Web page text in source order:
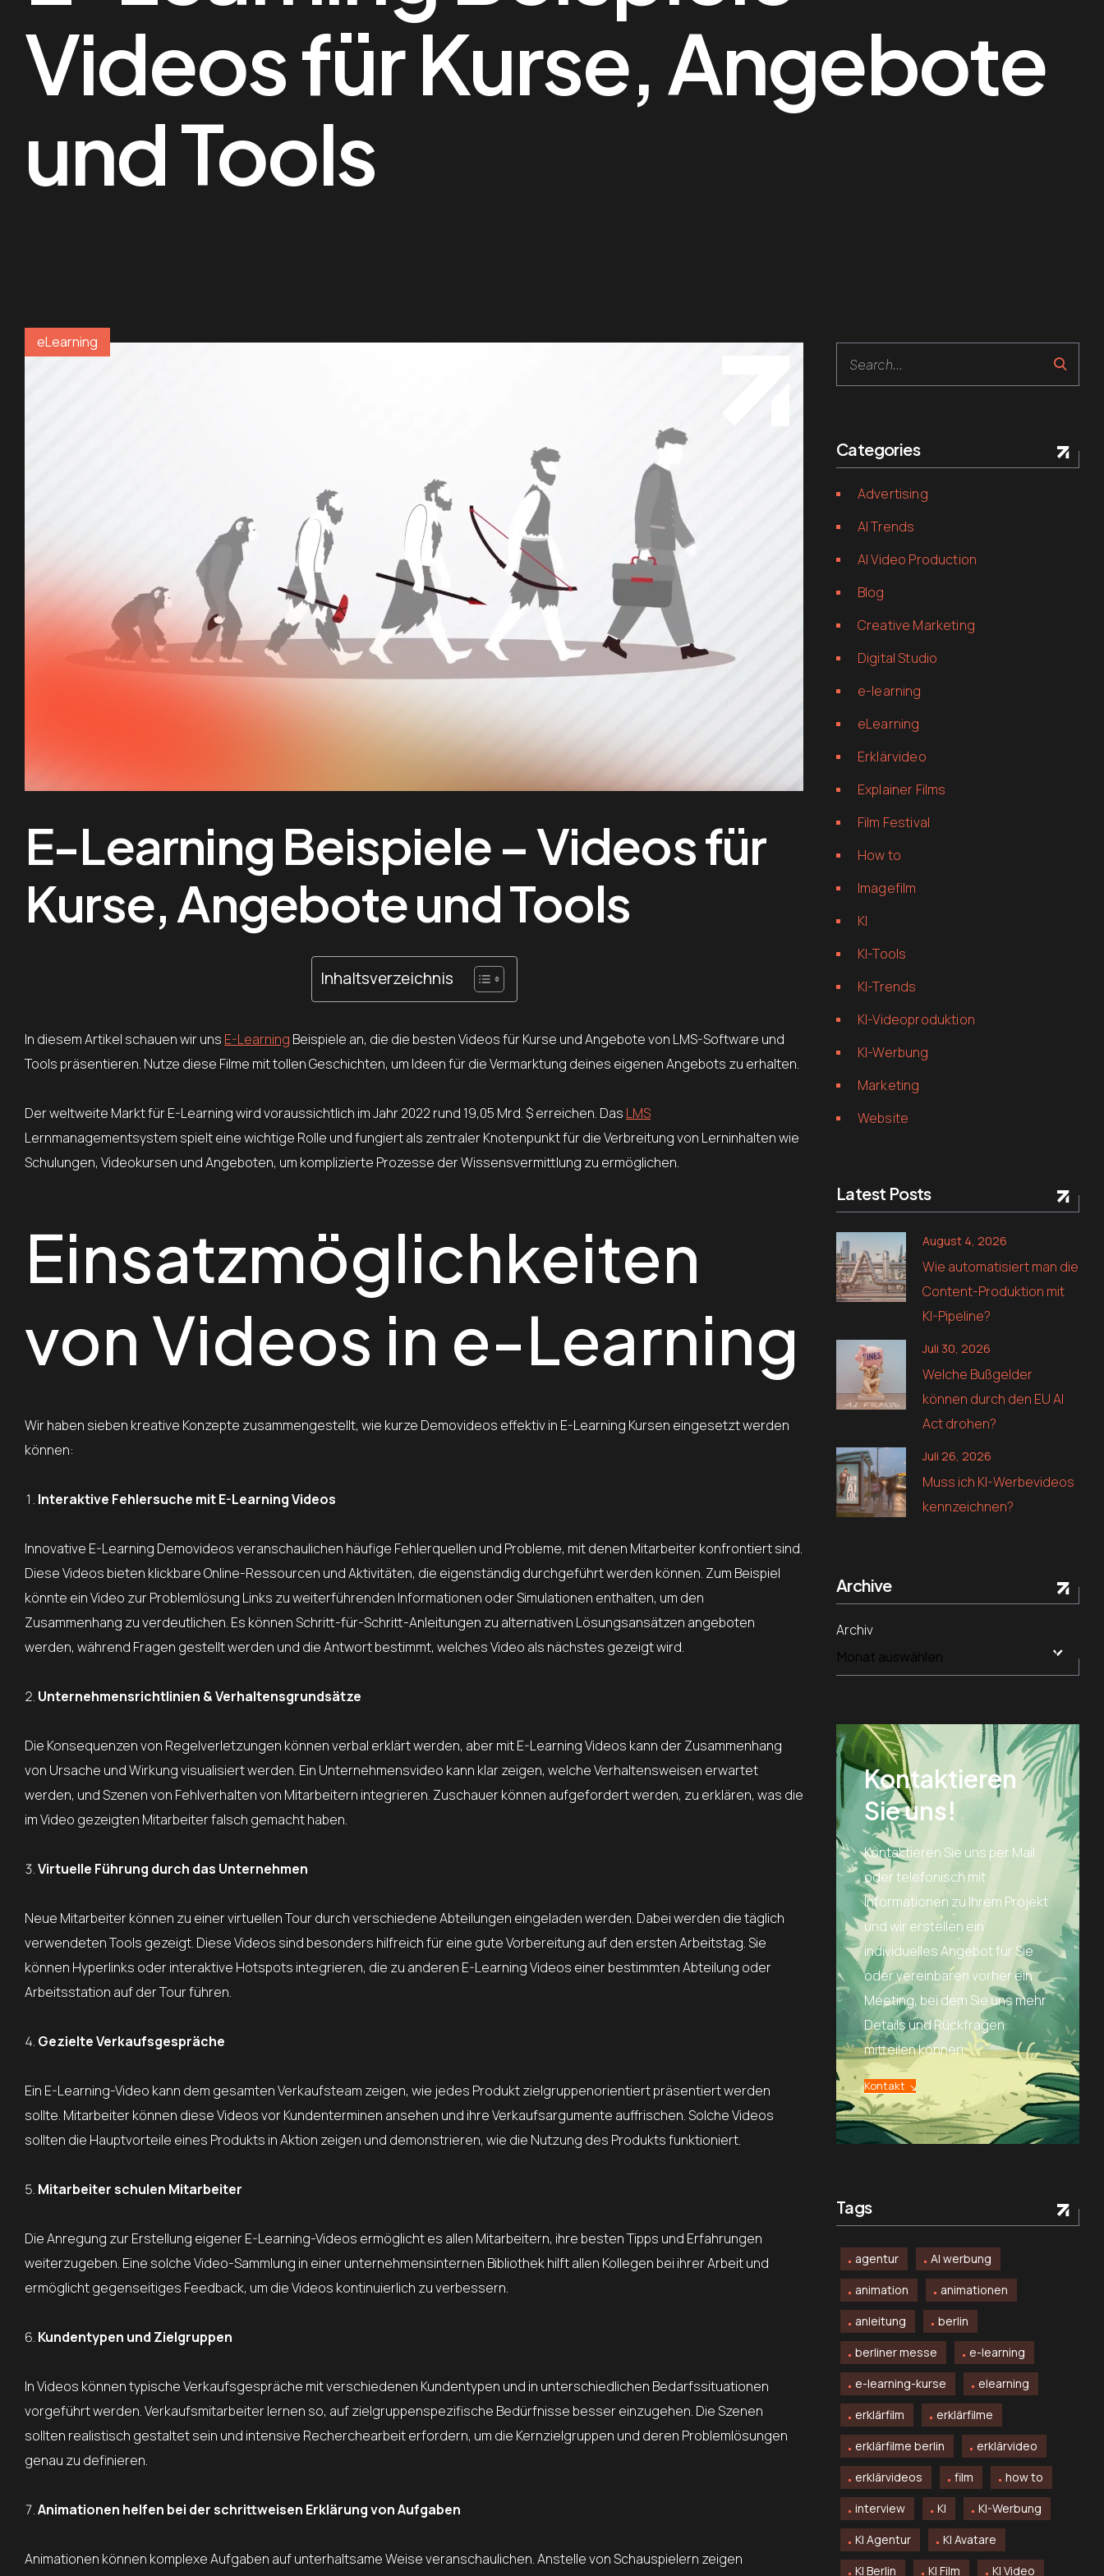
Videos für Kurse, Angebote
und Tools
eLearning
E-Learning Beispiele – Videos für
Kurse, Angebote und Tools
Inhaltsverzeichnis
In diesem Artikel schauen wir uns E-Learning Beispiele an, die die besten Videos für Kurse und Angebote von LMS-Software und
Tools präsentieren. Nutze diese Filme mit tollen Geschichten, um Ideen für die Vermarktung deines eigenen Angebots zu erhalten.
Der weltweite Markt für E-Learning wird voraussichtlich im Jahr 2022 rund 19,05 Mrd. $ erreichen. Das LMS
Lernmanagementsystem spielt eine wichtige Rolle und fungiert als zentraler Knotenpunkt für die Verbreitung von Lerninhalten wie
Schulungen, Videokursen und Angeboten, um komplizierte Prozesse der Wissensvermittlung zu ermöglichen.
Einsatzmöglichkeiten
von Videos in e-Learning
Wir haben sieben kreative Konzepte zusammengestellt, wie kurze Demovideos effektiv in E-Learning Kursen eingesetzt werden
können:
Interaktive Fehlersuche mit E-Learning Videos
Innovative E-Learning Demovideos veranschaulichen häufige Fehlerquellen und Probleme, mit denen Mitarbeiter konfrontiert sind.
Diese Videos bieten klickbare Online-Ressourcen und Aktivitäten, die eigenständig durchgeführt werden können. Zum Beispiel
könnte ein Video zur Problemlösung Links zu weiterführenden Informationen oder Simulationen enthalten, um den
Zusammenhang zu verdeutlichen. Es können Schritt-für-Schritt-Anleitungen zu alternativen Lösungsansätzen angeboten
werden, während Fragen gestellt werden und die Antwort bestimmt, welches Video als nächstes gezeigt wird.
Unternehmensrichtlinien & Verhaltensgrundsätze
Die Konsequenzen von Regelverletzungen können verbal erklärt werden, aber mit E-Learning Videos kann der Zusammenhang
von Ursache und Wirkung visualisiert werden. Ein Unternehmensvideo kann klar zeigen, welche Verhaltensweisen erwartet
werden, und Szenen von Fehlverhalten von Mitarbeitern integrieren. Zuschauer können aufgefordert werden, zu erklären, was die
im Video gezeigten Mitarbeiter falsch gemacht haben.
Virtuelle Führung durch das Unternehmen
Neue Mitarbeiter können zu einer virtuellen Tour durch verschiedene Abteilungen eingeladen werden. Dabei werden die täglich
verwendeten Tools gezeigt. Diese Videos sind besonders hilfreich für eine gute Vorbereitung auf den ersten Arbeitstag. Sie
können Hyperlinks oder interaktive Hotspots integrieren, die zu anderen E-Learning Videos einer bestimmten Abteilung oder
Arbeitsstation auf der Tour führen.
Gezielte Verkaufsgespräche
Ein E-Learning-Video kann dem gesamten Verkaufsteam zeigen, wie jedes Produkt zielgruppenorientiert präsentiert werden
sollte. Mitarbeiter können diese Videos vor Kundenterminen ansehen und ihre Verkaufsargumente auffrischen. Solche Videos
sollten die Hauptvorteile eines Produkts in Aktion zeigen und demonstrieren, wie die Nutzung des Produkts funktioniert.
Mitarbeiter schulen Mitarbeiter
Die Anregung zur Erstellung eigener E-Learning-Videos ermöglicht es allen Mitarbeitern, ihre besten Tipps und Erfahrungen
weiterzugeben. Eine solche Video-Sammlung in einer unternehmensinternen Bibliothek hilft allen Kollegen bei ihrer Arbeit und
ermöglicht gegenseitiges Feedback, um die Videos kontinuierlich zu verbessern.
Kundentypen und Zielgruppen
In Videos können typische Verkaufsgespräche mit verschiedenen Kundentypen und in unterschiedlichen Bedarfssituationen
vorgeführt werden. Verkaufsmitarbeiter lernen so, auf zielgruppenspezifische Bedürfnisse besser einzugehen. Die Szenen
sollten realistisch gestaltet sein und intensive Recherchearbeit erfordern, um die Kernzielgruppen und deren Problemlösungen
genau zu definieren.
Animationen helfen bei der schrittweisen Erklärung von Aufgaben
Animationen können komplexe Aufgaben auf unterhaltsame Weise veranschaulichen. Anstelle von Schauspielern zeigen
Search
Categories
Advertising
AI Trends
AI Video Production
Blog
Creative Marketing
Digital Studio
e-learning
eLearning
Erklärvideo
Explainer Films
Film Festival
How to
Imagefilm
KI
KI-Tools
KI-Trends
KI-Videoproduktion
KI-Werbung
Marketing
Website
Latest Posts
Wie automatisiert man die
Content-Produktion mit
KI-Pipeline?
August 4, 2026
Welche Bußgelder
können durch den EU AI
Act drohen?
Juli 30, 2026
Muss ich KI-Werbevideos
kennzeichnen?
Juli 26, 2026
Archive
Archiv
Kontaktieren
Sie uns!
Kontaktieren Sie uns per Mail
oder telefonisch mit
Informationen zu Ihrem Projekt
und wir erstellen ein
individuelles Angebot für Sie
oder vereinbaren vorher ein
Meeting, bei dem Sie uns mehr
Details und Rückfragen
mitteilen können.
Kontakt
Tags
agentur
AI werbung
animation
animationen
anleitung
berlin
berliner messe
e-learning
e-learning-kurse
elearning
erklärfilm
erklärfilme
erklärfilme berlin
erklärvideo
erklärvideos
film
how to
interview
KI
KI-Werbung
KI Agentur
KI Avatare
KI Berlin
KI Film KI Video